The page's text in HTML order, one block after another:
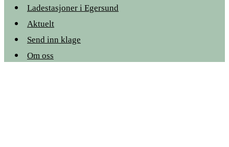
Ladestasjoner i Egersund
Aktuelt
Send inn klage
Om oss